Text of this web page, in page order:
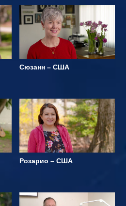
Сюзанн – США
Розарио – США